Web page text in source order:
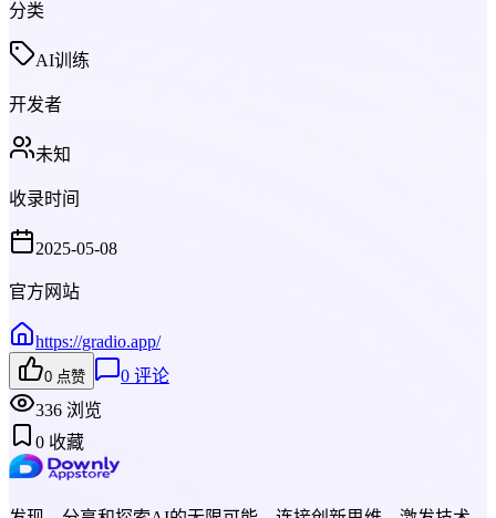
分类
AI训练
开发者
未知
收录时间
2025-05-08
官方网站
https://gradio.app/
0 点赞 0 评论
336 浏览
0 收藏